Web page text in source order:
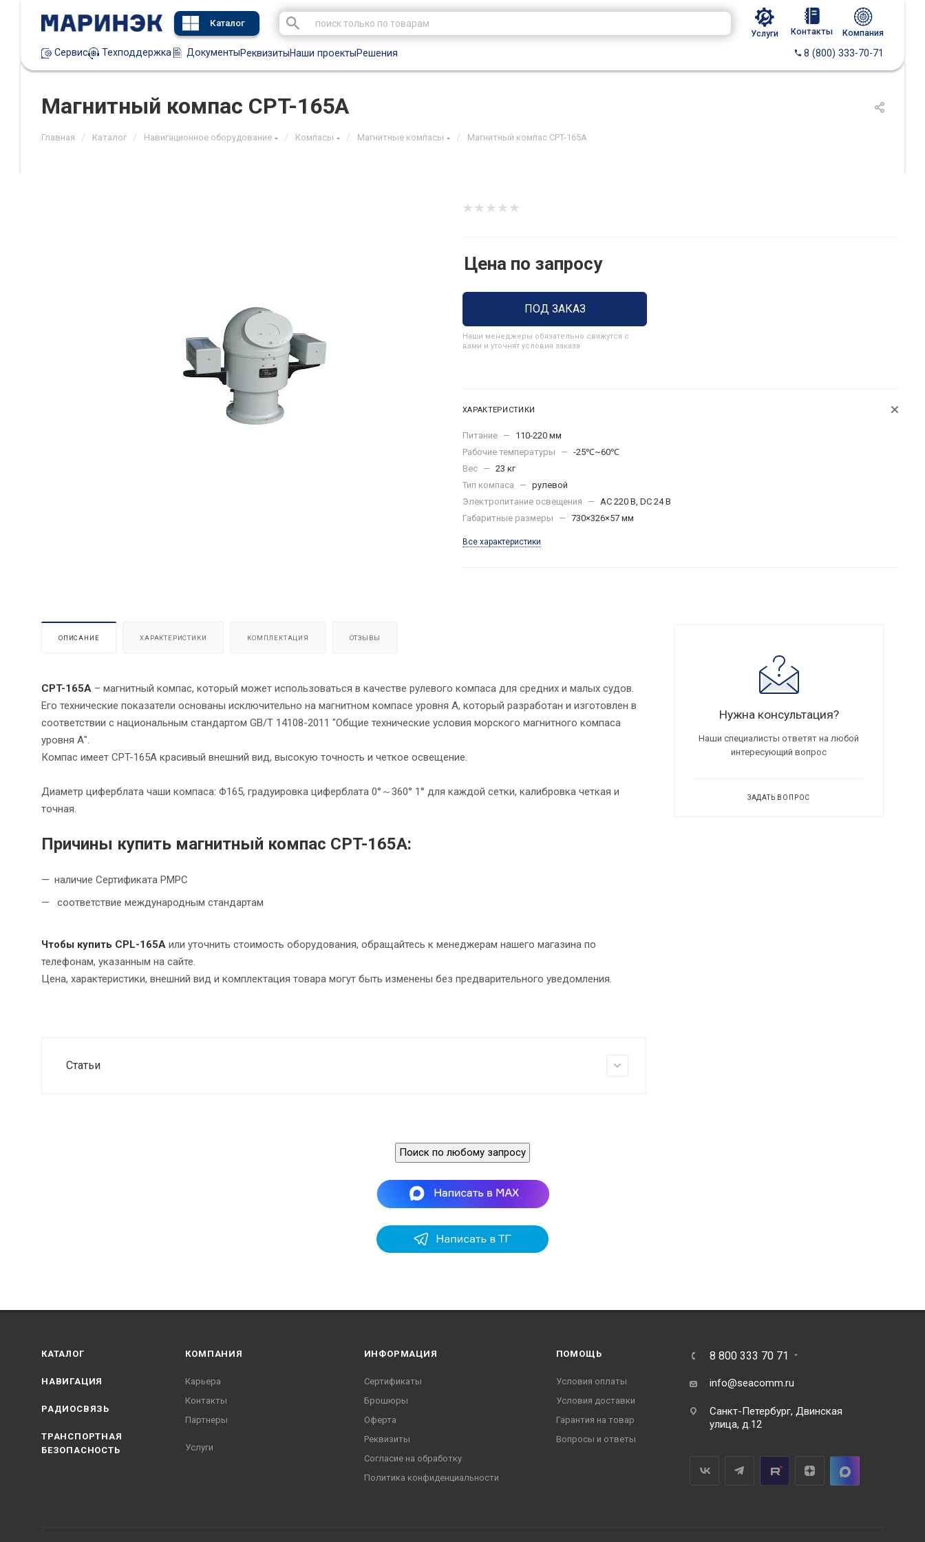
Каталог
Услуги Контакты Компания
Сервис Техподдержка ДокументыРеквизитыНаши проектыРешения 8 (800) 333-70-71
Магнитный компас CPT-165A
Главная / Каталог / Навигационное оборудование / Компасы / Магнитные компасы / Магнитный компас CPT-165A
Цена по запросу
ПОД ЗАКАЗ
Наши менеджеры обязательно свяжутся с
вами и уточнят условия заказа
ХАРАКТЕРИСТИКИ
Питание — 110-220 мм
Рабочие температуры
— -25℃~60℃
Вес — 23 кг
Тип компаса
— рулевой
Электропитание освещения
— AC 220 В, DC 24 В
Габаритные размеры
— 730×326×57 мм
Все характеристики
ОПИСАНИЕ ХАРАКТЕРИСТИКИ КОМПЛЕКТАЦИЯ ОТЗЫВЫ
CPT-165A – магнитный компас, который может использоваться в качестве рулевого компаса для средних и малых судов.
Его технические показатели основаны исключительно на магнитном компасе уровня А, который разработан и изготовлен в
соответствии с национальным стандартом GB/T 14108-2011 "Общие технические условия морского магнитного компаса
уровня А".
Компас имеет CPT-165A красивый внешний вид, высокую точность и четкое освещение.
Диаметр циферблата чаши компаса: Φ165, градуировка циферблата 0°～360° 1° для каждой сетки, калибровка четкая и
точная.
Причины купить магнитный компас CPT-165A:
наличие Сертификата РМРС
соответствие международным стандартам
Чтобы купить CPL-165A или уточнить стоимость оборудования, обращайтесь к менеджерам нашего магазина по
телефонам, указанным на сайте.
Цена, характеристики, внешний вид и комплектация товара могут быть изменены без предварительного уведомления.
Статьи
Нужна консультация?
Наши специалисты ответят на любой
интересующий вопрос
ЗАДАТЬ ВОПРОС
Поиск по любому запросу
КАТАЛОГ
НАВИГАЦИЯ
РАДИОСВЯЗЬ
ТРАНСПОРТНАЯ
БЕЗОПАСНОСТЬ
КОМПАНИЯ
Карьера
Контакты
Партнеры
Услуги
ИНФОРМАЦИЯ
Сертификаты
Брошюры
Оферта
Реквизиты
Согласие на обработку
Политика конфиденциальности
ПОМОЩЬ
Условия оплаты
Условия доставки
Гарантия на товар
Вопросы и ответы
8 800 333 70 71
info@seacomm.ru
Санкт-Петербург, Двинская
улица, д.12